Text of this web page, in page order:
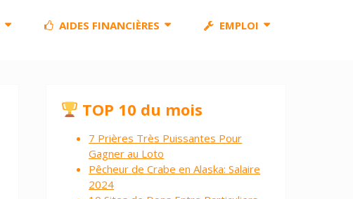
AIDES FINANCIÈRES EMPLOI
TOP 10 du mois